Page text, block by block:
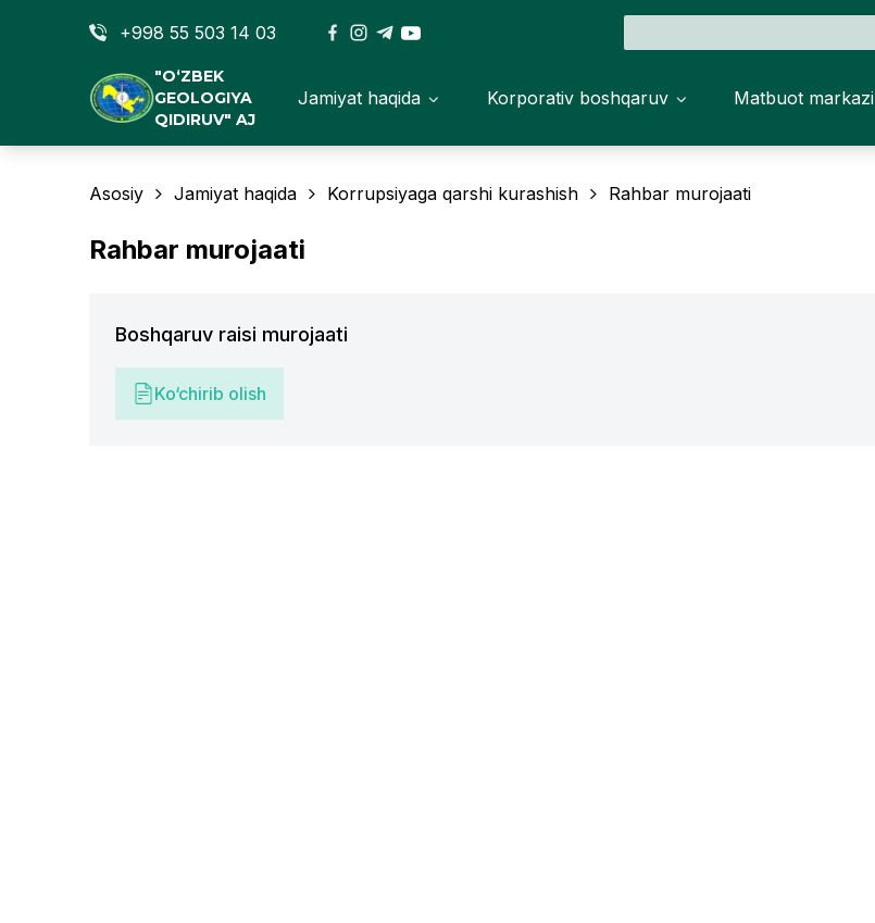
+998 55 503 14 03
"O‘ZBEK
GEOLOGIYA
QIDIRUV" AJ
Jamiyat haqida Korporativ boshqaruv Matbuot markazi
Asosiy Jamiyat haqida Korrupsiyaga qarshi kurashish Rahbar murojaati
Rahbar murojaati
Boshqaruv raisi murojaati
Ko‘chirib olish